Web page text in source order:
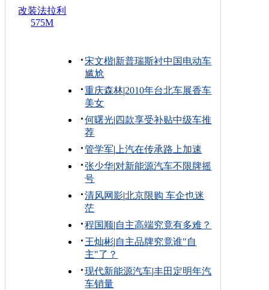
改装法拉利
575M
宋文楷|新普瑞斯衬中国电动车
尴尬
重庆森林|2010年台北车展香车
美女
何曙光| 四款享受补贴中级车推
荐
管学军| 上汽在传承路上加速
张少华|对新能源汽车不限牌摇
号
清风网影|北京限购 车企也迷
茫
程国顺|自主高端究竟有多难？
王灿彬|自主品牌究竟谁"自
主"了？
现代新能源汽车|丰田定明年汽
车销量